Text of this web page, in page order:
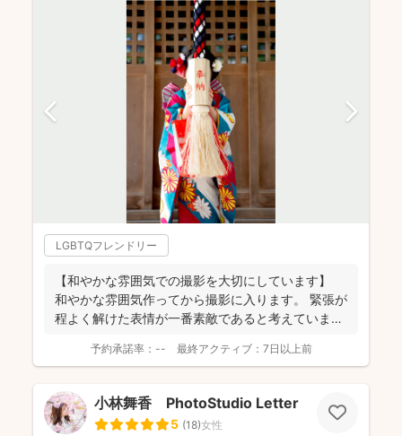
LGBTQフレンドリー
【和やかな雰囲気での撮影を大切にしています】
和やかな雰囲気作ってから撮影に入ります。 緊張が
程よく解けた表情が一番素敵であると考えていま
予約承諾率： -- 最終アクティブ： 7日以上前
小林舞香 PhotoStudio Letter
5 (18)女性